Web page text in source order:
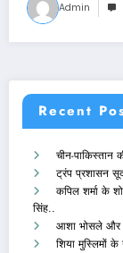
Admin
Recent
चीन-पाकिस्तान
ट्रंप प्रशासन
कपिल शर्मा के
सिंह..
आशा भोसले और
शिया मुस्लिमों